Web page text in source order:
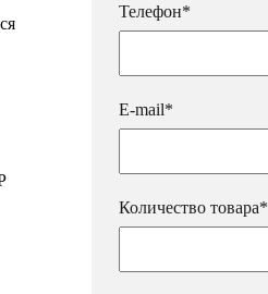
Телефон*
E-mail*
Количество товара*